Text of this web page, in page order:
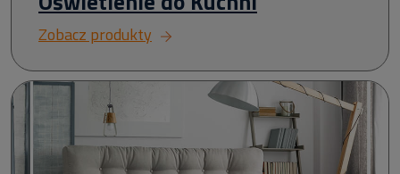
Zobacz produkty